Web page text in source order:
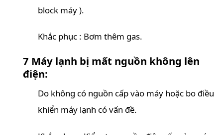
block máy ).
Khắc phục : Bơm thêm gas.
7 Máy lạnh bị mất nguồn không lên
điện:
Do không có nguồn cấp vào máy hoặc bo điều
khiển máy lạnh có vấn đề.